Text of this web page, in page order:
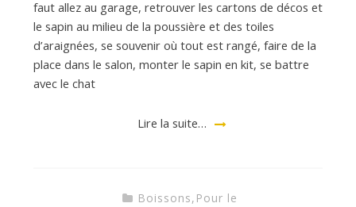
faut allez au garage, retrouver les cartons de décos et
le sapin au milieu de la poussière et des toiles
d’araignées, se souvenir où tout est rangé, faire de la
place dans le salon, monter le sapin en kit, se battre
avec le chat
Lire la suite…
Boissons, Pour le